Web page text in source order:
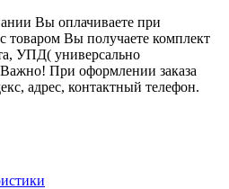
Вы оплачиваете при
товаром Вы получаете комплект
УПД( универсально
При оформлении заказа
адрес, контактный телефон.